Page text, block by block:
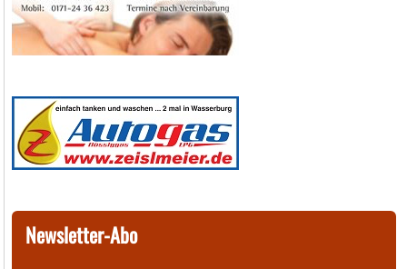
Newsletter-Abo